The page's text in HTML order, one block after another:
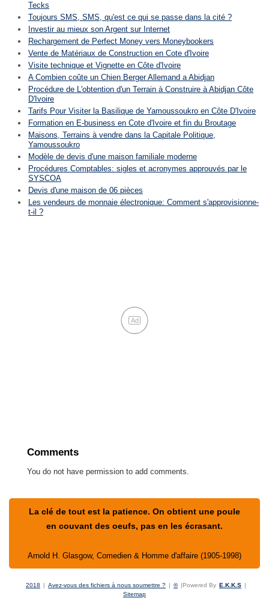
Tecks
Toujours SMS, SMS, qu'est ce qui se passe dans la cité ?
Investir au mieux son Argent sur Internet
Rechargement de Perfect Money vers Moneybookers
Vente de Matériaux de Construction en Cote d'Ivoire
Visite technique et Vignette en Côte d'Ivoire
A Combien coûte un Chien Berger Allemand a Abidjan
Procédure de L'obtention d'un Terrain à Construire à Abidjan Côte
D'Ivoire
Tarifs Pour Visiter la Basilique de Yamoussoukro en Côte D'Ivoire
Formation en E-business en Cote d'Ivoire et fin du Broutage
Maisons, Terrains à vendre dans la Capitale Politique,
Yamoussoukro
Modèle de devis d'une maison familiale moderne
Procédures Comptables: sigles et acronymes approuvés par le
SYSCOA
Devis d'une maison de 06 pièces
Les vendeurs de monnaie électronique: Comment s'approvisionne-
t-il ?
Ad
Comments
You do not have permission to add comments.
La clé de tout est la patience. On obtient une poule
en couvant des oeufs, pas en les écrasant.
Arnold H. Glasgow, Comedien & Homme d'affaire (1905-1998)
2018 | Avez-vous des fichiers à nous soumettre ? | ® |Powered By E.K.K.S |
Sitemap